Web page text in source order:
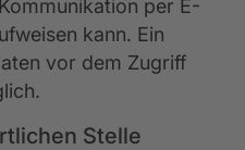
per E-
kann. Ein
vor dem Zugriff
Stelle